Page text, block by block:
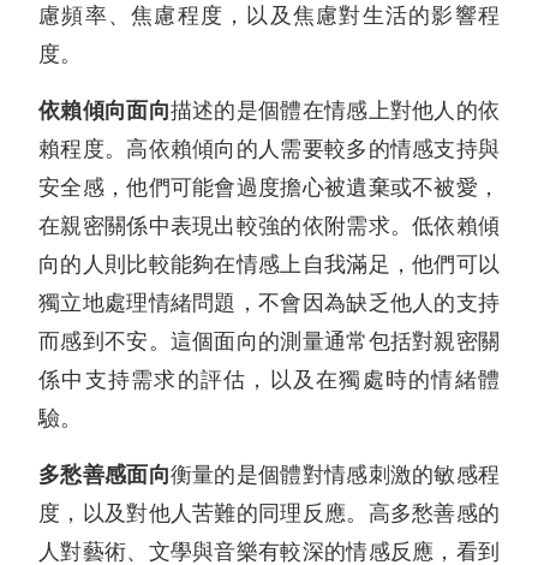
慮頻率、焦慮程度，以及焦慮對生活的影響程
度。
依賴傾向面向描述的是個體在情感上對他人的依
賴程度。高依賴傾向的人需要較多的情感支持與
安全感，他們可能會過度擔心被遺棄或不被愛，
在親密關係中表現出較強的依附需求。低依賴傾
向的人則比較能夠在情感上自我滿足，他們可以
獨立地處理情緒問題，不會因為缺乏他人的支持
而感到不安。這個面向的測量通常包括對親密關
係中支持需求的評估，以及在獨處時的情緒體
驗。
多愁善感面向衡量的是個體對情感刺激的敏感程
度，以及對他人苦難的同理反應。高多愁善感的
人對藝術、文學與音樂有較深的情感反應，看到